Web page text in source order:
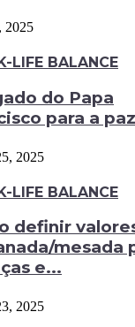
2025
LIFE BALANCE
do Papa
para a paz
2025
LIFE BALANCE
definir
mesada
e...
2025